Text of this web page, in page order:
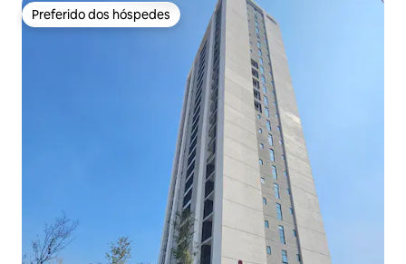
Preferido dos hóspedes
Preferido dos hóspedes